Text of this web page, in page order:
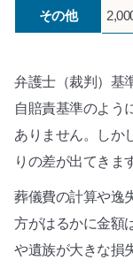
その他
弁護士（裁判）基
自賠責基準のよう
ありません。しか
りの差が出てきま
葬儀費の計算や逸
方がはるかに金額
や遺族が大きな損